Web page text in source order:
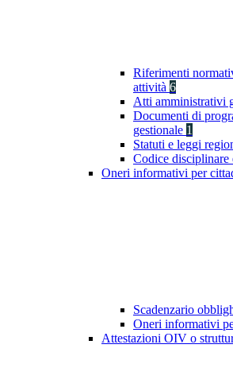
Riferimenti
attività 6
Atti amministrativi
Documenti di
gestionale 1
Statuti e leggi
Codice disciplinare
Oneri informativi per
Scadenzario
Oneri informativi
Attestazioni OIV o